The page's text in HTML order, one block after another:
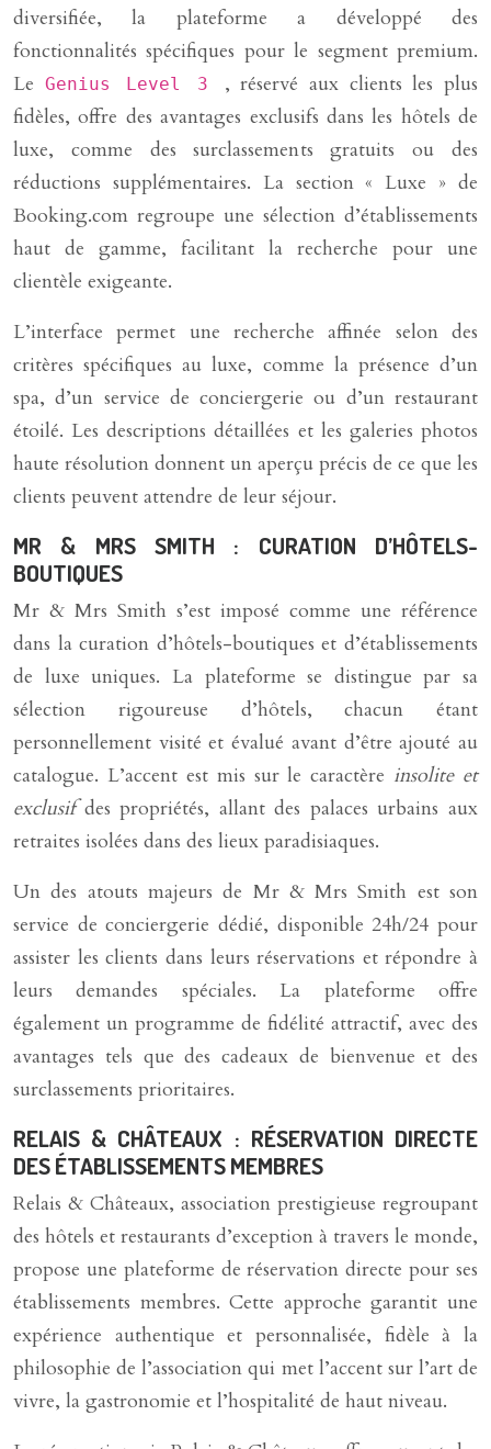
diversifiée, la plateforme a développé des
fonctionnalités spécifiques pour le segment premium.
Le Genius Level 3 , réservé aux clients les plus
fidèles, offre des avantages exclusifs dans les hôtels de
luxe, comme des surclassements gratuits ou des
réductions supplémentaires. La section « Luxe » de
Booking.com regroupe une sélection d’établissements
haut de gamme, facilitant la recherche pour une
clientèle exigeante.
L’interface permet une recherche affinée selon des
critères spécifiques au luxe, comme la présence d’un
spa, d’un service de conciergerie ou d’un restaurant
étoilé. Les descriptions détaillées et les galeries photos
haute résolution donnent un aperçu précis de ce que les
clients peuvent attendre de leur séjour.
MR & MRS SMITH : CURATION D’HÔTELS-
BOUTIQUES
Mr & Mrs Smith s’est imposé comme une référence
dans la curation d’hôtels-boutiques et d’établissements
de luxe uniques. La plateforme se distingue par sa
sélection rigoureuse d’hôtels, chacun étant
personnellement visité et évalué avant d’être ajouté au
catalogue. L’accent est mis sur le caractère insolite et
exclusifdes propriétés, allant des palaces urbains aux
retraites isolées dans des lieux paradisiaques.
Un des atouts majeurs de Mr & Mrs Smith est son
service de conciergerie dédié, disponible 24h/24 pour
assister les clients dans leurs réservations et répondre à
leurs demandes spéciales. La plateforme offre
également un programme de fidélité attractif, avec des
avantages tels que des cadeaux de bienvenue et des
surclassements prioritaires.
RELAIS & CHÂTEAUX : RÉSERVATION DIRECTE
DES ÉTABLISSEMENTS MEMBRES
Relais & Châteaux, association prestigieuse regroupant
des hôtels et restaurants d’exception à travers le monde,
propose une plateforme de réservation directe pour ses
établissements membres. Cette approche garantit une
expérience authentique et personnalisée, fidèle à la
philosophie de l’association qui met l’accent sur l’art de
vivre, la gastronomie et l’hospitalité de haut niveau.